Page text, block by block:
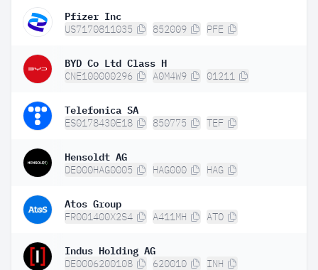
Pfizer Inc
US7170811035 852009 PFE
BYD Co Ltd Class H
CNE100000296 A0M4W9 01211
Telefonica SA
ES0178430E18 850775 TEF
Hensoldt AG
DE000HAG0005 HAG000 HAG
Atos Group
FR001400X2S4 A411MH ATO
Indus Holding AG
DE0006200108 620010 INH